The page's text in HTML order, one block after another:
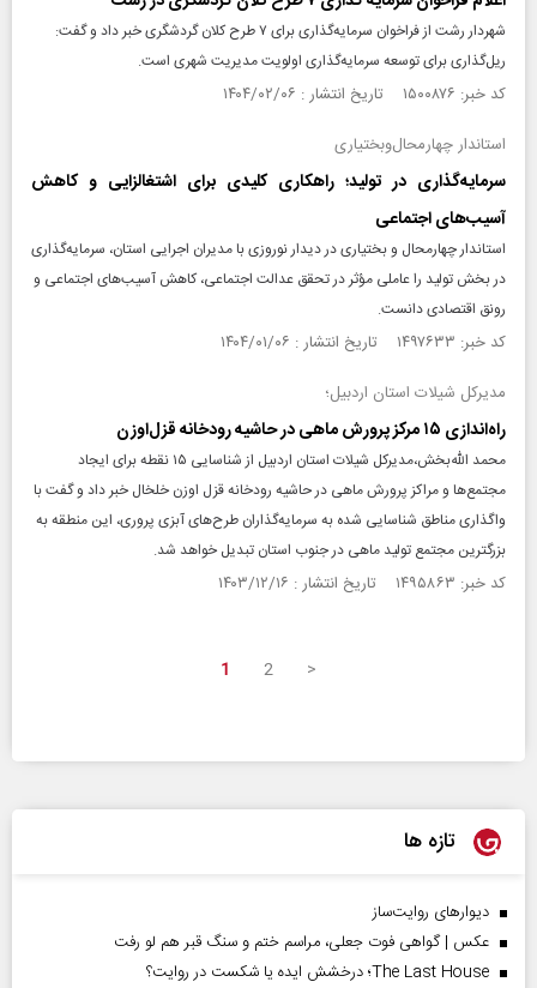
شهردار رشت از فراخوان سرمایه‌گذاری برای ۷ طرح کلان گردشگری خبر داد و گفت:
ریل‌گذاری برای توسعه سرمایه‌گذاری اولویت مدیریت شهری است.
کد خبر: ۱۵۰۰۸۷۶ تاریخ انتشار : ۱۴۰۴/۰۲/۰۶
استاندار چهارمحال‌وبختیاری
سرمایه‌گذاری در تولید؛ راهکاری کلیدی برای اشتغالزایی و کاهش
آسیب‌های اجتماعی
استاندار چهارمحال و بختیاری در دیدار نوروزی با مدیران اجرایی استان، سرمایه‌گذاری
در بخش تولید را عاملی مؤثر در تحقق عدالت اجتماعی، کاهش آسیب‌های اجتماعی و
رونق اقتصادی دانست.
کد خبر: ۱۴۹۷۶۳۳ تاریخ انتشار : ۱۴۰۴/۰۱/۰۶
مدیرکل شیلات استان اردبیل؛
راه‌اندازی ۱۵ مرکز پرورش ماهی در حاشیه رودخانه قزل‌اوزن
محمد الله‌بخش،مدیرکل شیلات استان اردبیل از شناسایی ۱۵ نقطه برای ایجاد
مجتمع‌ها و مراکز پرورش ماهی در حاشیه رودخانه قزل اوزن خلخال خبر داد و گفت با
واگذاری مناطق شناسایی شده به سرمایه‌گذاران طرح‌های آبزی پروری، این منطقه به
بزرگترین مجتمع تولید ماهی در جنوب استان تبدیل خواهد شد.
کد خبر: ۱۴۹۵۸۶۳ تاریخ انتشار : ۱۴۰۳/۱۲/۱۶
1 2 >
تازه ها
دیوارهای روایت‌ساز
عکس | گواهی فوت جعلی، مراسم ختم و سنگ قبر هم لو رفت
The Last House؛ درخشش ایده یا شکست در روایت؟